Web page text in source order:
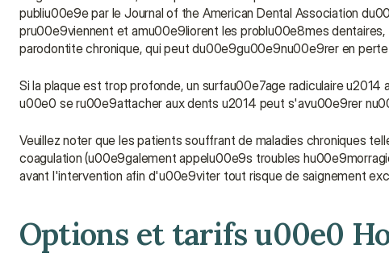
publiu00e9e par le Journal of the American Dental Association
pru00e9viennent et amu00e9liorent les problu00e8mes
parodontite chronique, qui peut du00e9gu00e9nu00e9rer en
Si la plaque est trop profonde, un surfau00e7age radiculaire
u00e0 se ru00e9attacher aux dents u2014 peut s'avu00e9rer
Veuillez noter que les patients souffrant de maladies chroniques
coagulation (u00e9galement appelu00e9s troubles
avant l'intervention afin d'u00e9viter tout risque de saignement
Options et tarifs u00e0